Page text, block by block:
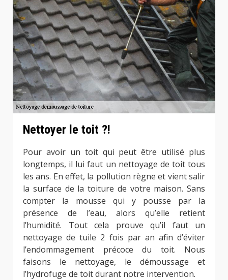
Nettoyer le toit ?!
Pour avoir un toit qui peut être utilisé plus
longtemps, il lui faut un nettoyage de toit tous
les ans. En effet, la pollution règne et vient salir
la surface de la toiture de votre maison. Sans
compter la mousse qui y pousse par la
présence de l’eau, alors qu’elle retient
l’humidité. Tout cela prouve qu’il faut un
nettoyage de tuile 2 fois par an afin d’éviter
l’endommagement précoce du toit. Nous
faisons le nettoyage, le démoussage et
l’hydrofuge de toit durant notre intervention.